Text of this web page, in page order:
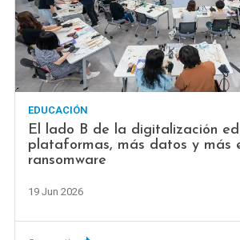
EDUCACIÓN
El lado B de la digitalización
plataformas, más datos y más
ransomware
19 Jun 2026